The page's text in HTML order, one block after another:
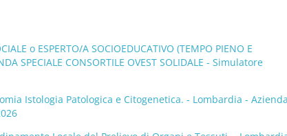
o ESPERTO/A SOCIOEDUCATIVO (TEMPO PIENO E
SPECIALE CONSORTILE OVEST SOLIDALE - Simulatore
Istologia Patologica e Citogenetica. - Lombardia -